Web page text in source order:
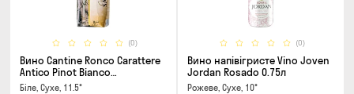
(0)
Вино Cantine Ronco Carattere
Antico Pinot Bianco
Chardonnay Rubicone IGT 1л
Біле, Сухе, 11.5°
(0)
Вино напівігристе Vino Joven
Jordan Rosado 0.75л
Рожеве, Сухе, 10°